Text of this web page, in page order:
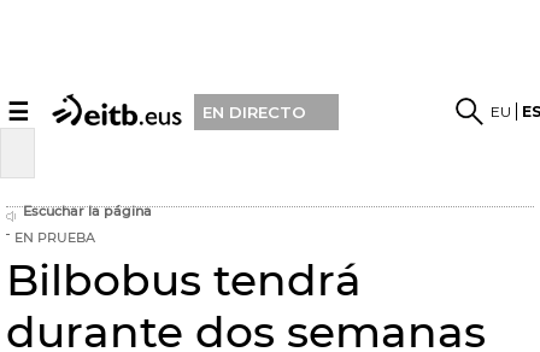
☰ EN DIRECTO EU
Escuchar la página
EN PRUEBA
Bilbobus tendrá
durante dos semanas